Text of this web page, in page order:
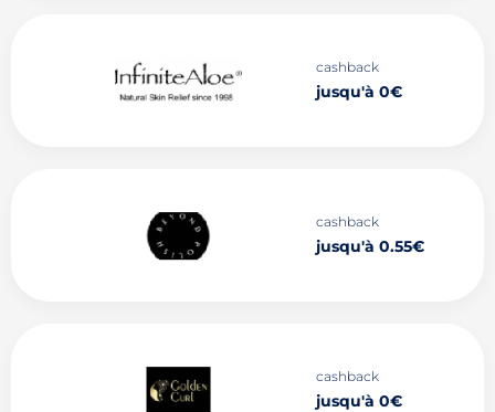
cashback
jusqu'à 0€
cashback
jusqu'à 0.55€
cashback
jusqu'à 0€